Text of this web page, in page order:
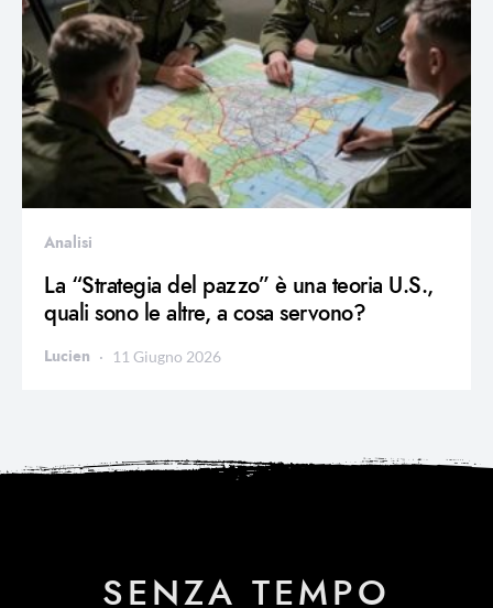
Analisi
La “Strategia del pazzo” è una teoria U.S.,
quali sono le altre, a cosa servono?
Lucien 11 Giugno 2026
SENZA TEMPO